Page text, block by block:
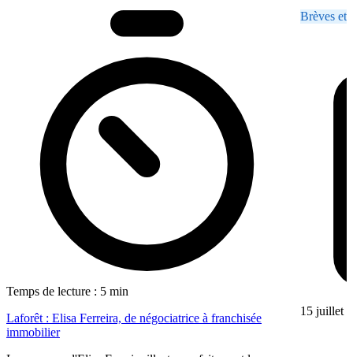
Temps de lecture : 5 min
Laforêt : Elisa Ferreira, de négociatrice à franchisée
immobilier
Brèves et
15 juillet